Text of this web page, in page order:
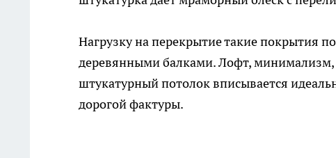
Нагрузку на перекрытие такие покрытия
деревянными балками. Лофт, минимализм,
штукатурный потолок вписывается
дорогой фактуры.